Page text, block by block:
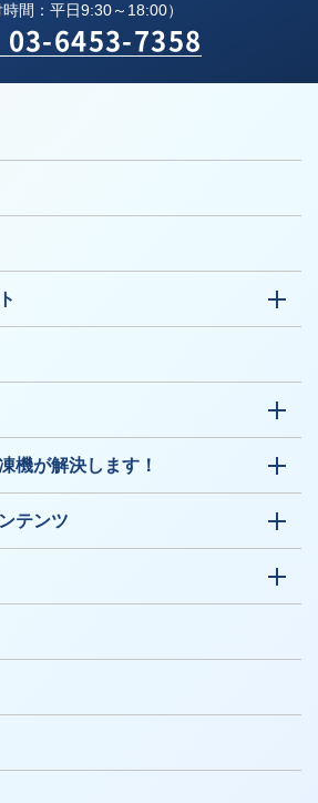
時間：平日9:30～18:00）
03-6453-7358
機が解決します！
テンツ